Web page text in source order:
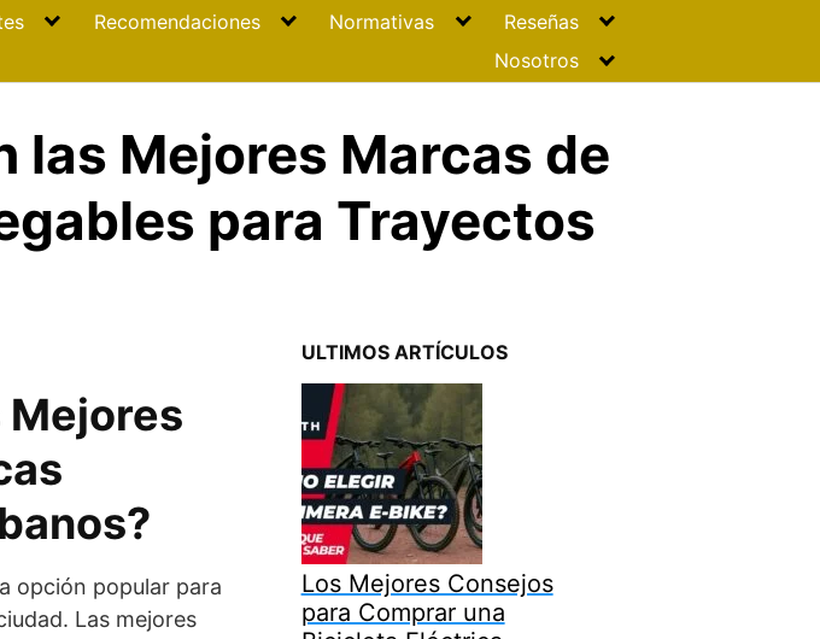
Recomendaciones Normativas
Reseñas
Nosotros
las Mejores Marcas de
para Trayectos
Mejores
opción popular para
Las mejores
ULTIMOS ARTÍCULOS
Los Mejores Consejos
para Comprar una